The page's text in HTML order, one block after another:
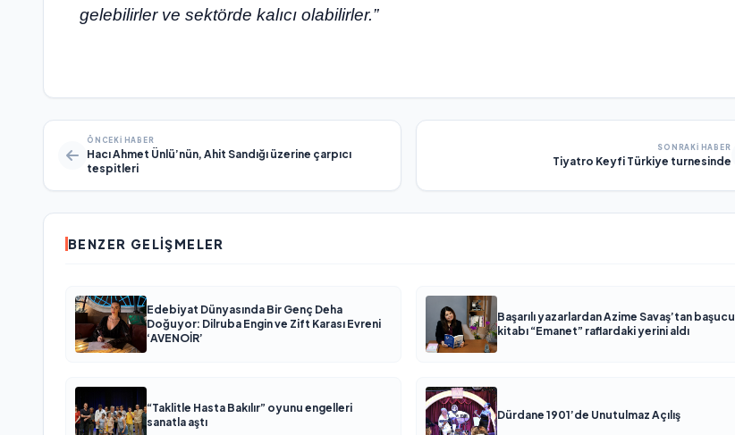
gelebilirler ve sektörde kalıcı olabilirler.”
ÖNCEKI HABER
Hacı Ahmet Ünlü’nün, Ahit Sandığı üzerine çarpıcı
tespitleri
SONRAKI HABER
Tiyatro Keyfi Türkiye turnesinde
BENZER GELIŞMELER
Edebiyat Dünyasında Bir Genç Deha
Doğuyor: Dilruba Engin ve Zift Karası Evreni
‘AVENOİR’
Başarılı yazarlardan Azime Savaş’tan başucu
kitabı “Emanet” raflardaki yerini aldı
“Taklitle Hasta Bakılır” oyunu engelleri
sanatla aştı
Dürdane 1901’de Unutulmaz Açılış